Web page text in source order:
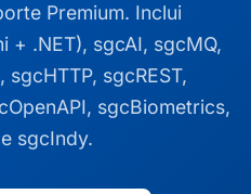
Premium. Inclui
+ .NET), sgcAI, sgcMQ,
sgcREST,
sgcBiometrics,
sgcIndy.